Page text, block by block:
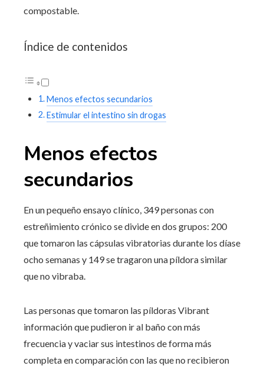
compostable.
Índice de contenidos
Menos efectos secundarios
Estimular el intestino sin drogas
Menos efectos
secundarios
En un pequeño ensayo clínico, 349 personas con
estreñimiento crónico se divide en dos grupos: 200
que tomaron las cápsulas vibratorias durante los díase
ocho semanas y 149 se tragaron una píldora similar
que no vibraba.
Las personas que tomaron las píldoras Vibrant
información que pudieron ir al baño con más
frecuencia y vaciar sus intestinos de forma más
completa en comparación con las que no recibieron